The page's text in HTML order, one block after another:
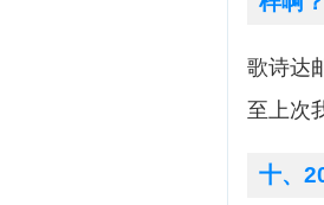
歌诗达
至上次
十、